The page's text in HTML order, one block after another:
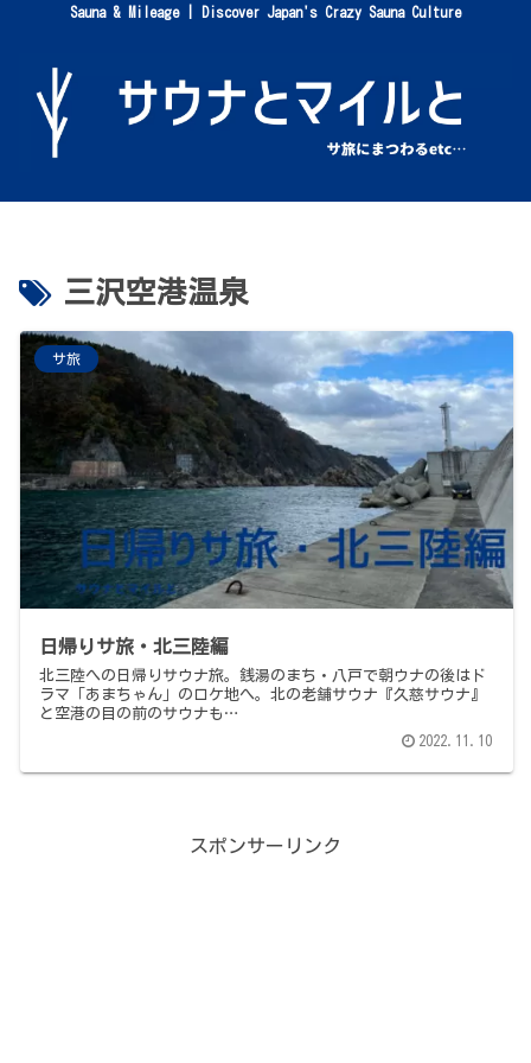
Sauna & Mileage | Discover Japan's Crazy Sauna Culture
三沢空港温泉
サ旅
日帰りサ旅・北三陸編
北三陸への日帰りサウナ旅。銭湯のまち・八戸で朝ウナの後はド
ラマ「あまちゃん」のロケ地へ。北の老舗サウナ『久慈サウナ』
と空港の目の前のサウナも…
2022.11.10
スポンサーリンク